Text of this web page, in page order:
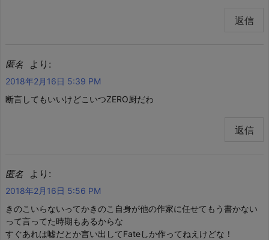
返信
匿名 より:
2018年2月16日 5:39 PM
断言してもいいけどこいつZERO厨だわ
返信
匿名 より:
2018年2月16日 5:56 PM
きのこいらないってかきのこ自身が他の作家に任せてもう書かない
って言ってた時期もあるからな
すぐあれは嘘だとか言い出してFateしか作ってねえけどな！